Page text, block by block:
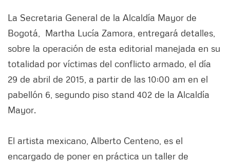
La Secretaria General de la Alcaldía Mayor de
Bogotá, Martha Lucía Zamora, entregará detalles,
sobre la operación de esta editorial manejada en su
totalidad por víctimas del conflicto armado, el día
29 de abril de 2015, a partir de las 10:00 am en el
pabellón 6, segundo piso stand 402 de la Alcaldía
Mayor.
El artista mexicano, Alberto Centeno, es el
encargado de poner en práctica un taller de